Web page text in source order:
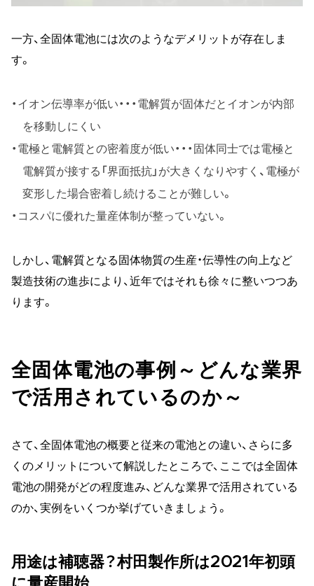
一方、全固体電池には次のようなデメリットが存在しま
す。
イオン伝導率が低い・・・電解質が固体だとイオンが内部
を移動しにくい
電極と電解質との密着度が低い・・・固体同士では電極と
電解質が接する「界面抵抗」が大きくなりやすく、電極が
変形した場合密着し続けることが難しい。
コスパに優れた量産体制が整っていない。
しかし、電解質となる固体物質の生産・伝導性の向上など
製造技術の進歩により、近年ではそれも徐々に整いつつあ
ります。
全固体電池の事例～どんな業界
で活用されているのか～
さて、全固体電池の概要と従来の電池との違い、さらに多
くのメリットについて解説したところで、ここでは全固体
電池の開発がどの程度進み、どんな業界で活用されている
のか、実例をいくつか挙げていきましょう。
用途は補聴器？村田製作所は2021年初頭